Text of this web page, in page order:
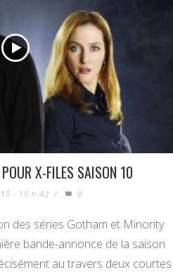
X-FILES SAISON 10
- 15 h 42 / 0
des séries Gotham et Minority
bande-annonce de la saison
au travers deux courtes